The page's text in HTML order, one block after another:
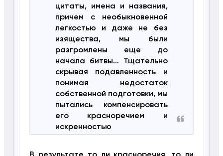
цитаты, имена и названия,
причем с необыкновенной
легкостью и даже не без
изящества, мы были
разгромлены еще до
начала битвы… Тщательно
скрывая подавленность и
понимая недостаток
собственной подготовки, мы
пытались компенсировать
его красноречием и
искренностью